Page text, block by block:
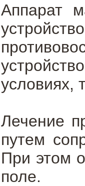
Аппарат
условиях,
Лечение
путем
При этом
поле.